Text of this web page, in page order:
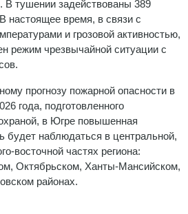
В тушении задействованы 389
настоящее время, в связи с
и грозовой активностью,
режим чрезвычайной ситуации с
прогнозу пожарной опасности в
года, подготовленного
в Югре повышенная
будет наблюдаться в центральной,
восточной частях региона:
Октябрьском, Ханты-Мансийском,
районах.